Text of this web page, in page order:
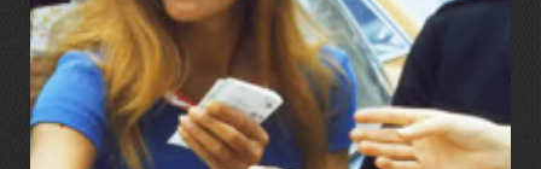
LIRE LA SUITE